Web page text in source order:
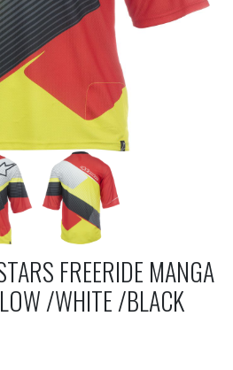
FREERIDE MANGA
/WHITE /BLACK